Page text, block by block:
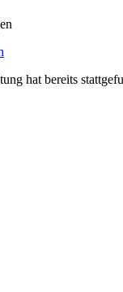
hat bereits